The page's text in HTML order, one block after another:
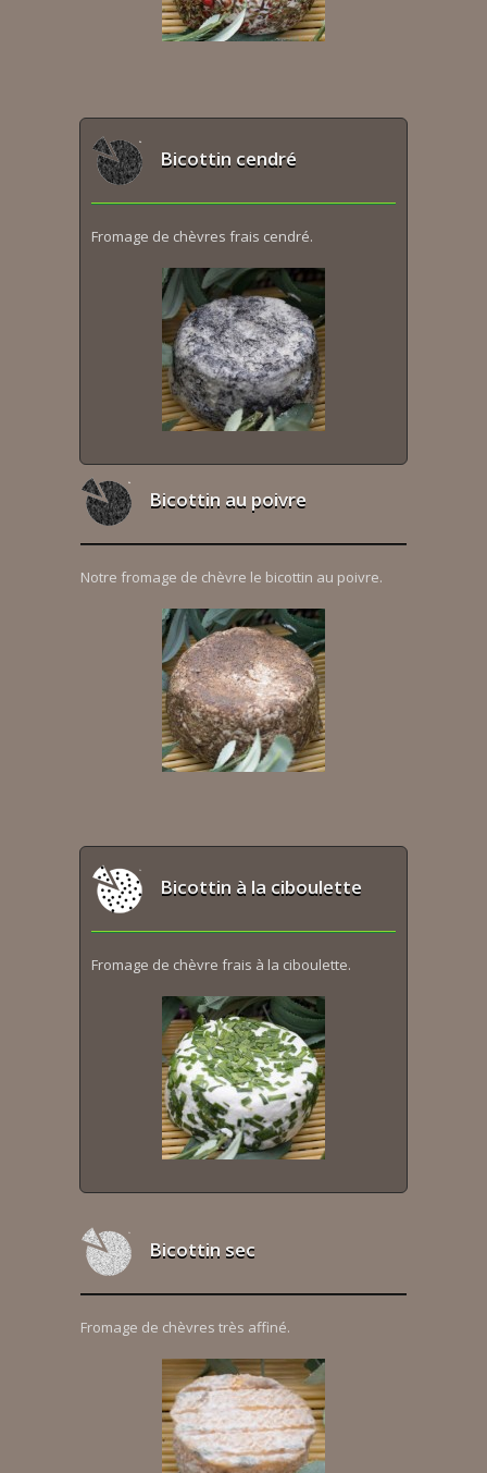
Bicottin cendré
Fromage de chèvres frais cendré.
Bicottin au poivre
Notre fromage de chèvre le bicottin au poivre.
Bicottin à la ciboulette
Fromage de chèvre frais à la ciboulette.
Bicottin sec
Fromage de chèvres très affiné.